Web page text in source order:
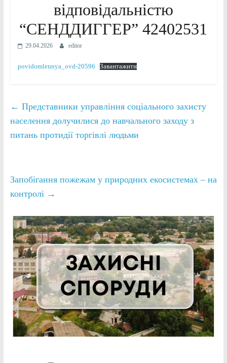
відповідальністю
“СЕНДДИГГЕР” 42402531
29.04.2026 editor
povidomlennya_ovd-20596 Завантажити
← Представники управління соціального захисту
населення долучилися до навчального заходу з
питань протидії торгівлі людьми
Запобігання пожежам у природних екосистемах – на
контролі →